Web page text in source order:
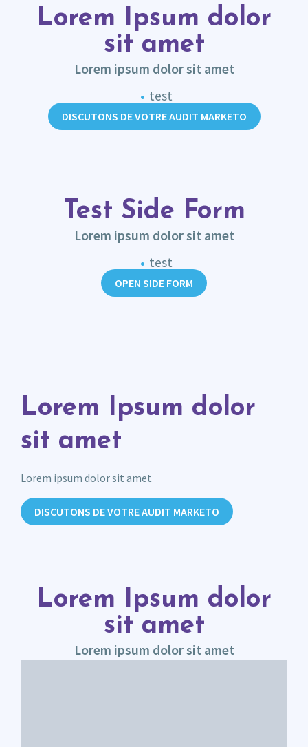
Lorem Ipsum dolor
sit amet
Lorem ipsum dolor sit amet
test
DISCUTONS DE VOTRE AUDIT MARKETO
Test Side Form
Lorem ipsum dolor sit amet
test
OPEN SIDE FORM
Lorem Ipsum dolor
sit amet
Lorem ipsum dolor sit amet
DISCUTONS DE VOTRE AUDIT MARKETO
Lorem Ipsum dolor
sit amet
Lorem ipsum dolor sit amet